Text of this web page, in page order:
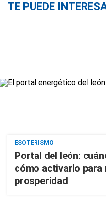
TE PUEDE
ESOTERISMO
Portal del león:
cómo activarlo para
prosperidad